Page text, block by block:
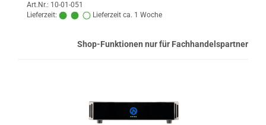
Art.Nr.: 10-01-051
Lieferzeit:
Lieferzeit ca. 1 Woche
Shop-Funktionen nur für Fachhandelspartner